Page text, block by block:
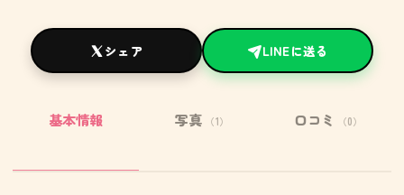
シェア LINEに送る
基本情報 写真 （1） 口コミ （0）